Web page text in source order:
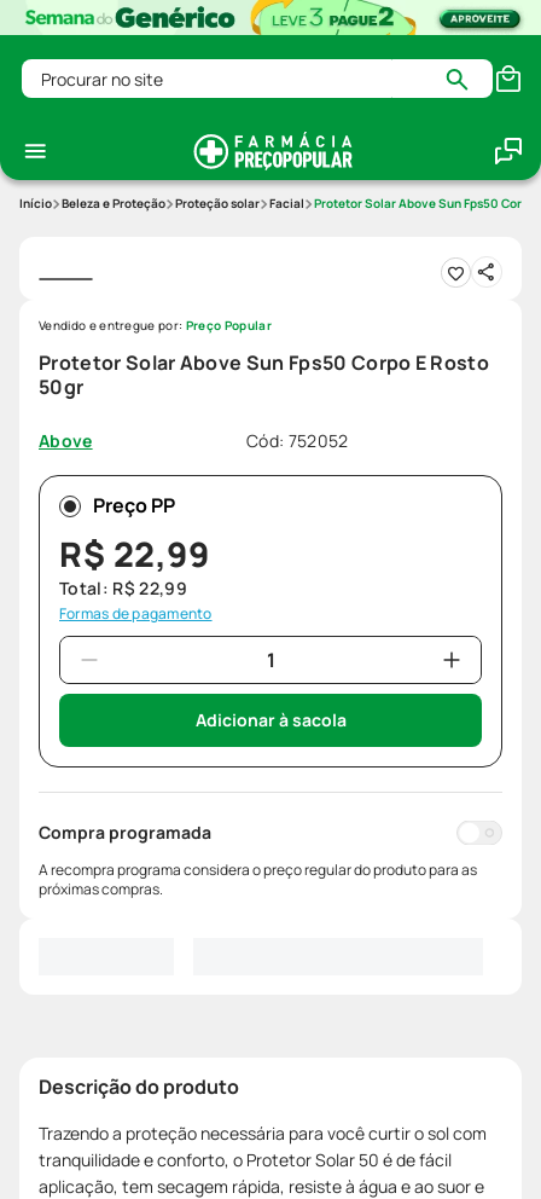
Procurar no site
Beleza e Proteção Proteção solar Facial Protetor Solar Above Sun Fps50 Corpo
Protetor Solar Above Sun Fps50 Corpo E Rosto
50gr
Above Cód: 752052
Vendido e entregue por: Preço Popular
Preço PP
R$ 22,99
Total: R$ 22,99
Formas de pagamento
Adicionar à sacola
Compra programada
A recompra programa considera o preço regular do produto para as
próximas compras.
Descrição do produto
Trazendo a proteção necessária para você curtir o sol com
tranquilidade e conforto, o Protetor Solar 50 é de fácil
aplicação, tem secagem rápida, resiste à água e ao suor e